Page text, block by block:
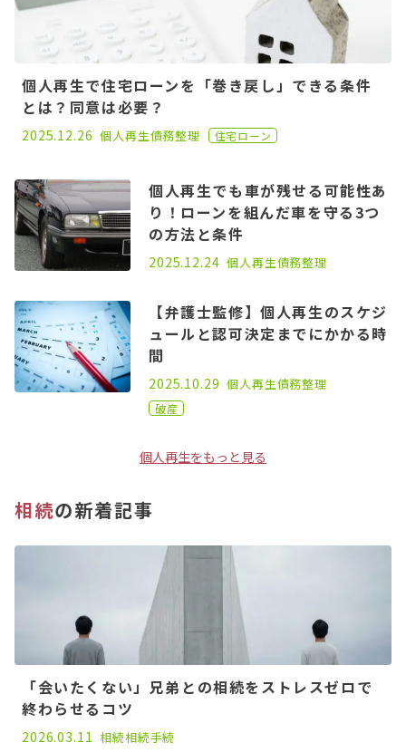
個人再生で住宅ローンを「巻き戻し」できる条件
とは？同意は必要？
2021.06.16
2025.12.26 個人再生債務整理 住宅ローン
個人再生でも車が残せる可能性あ
り！ローンを組んだ車を守る3つ
の方法と条件
2025.11.07
2025.12.24 個人再生債務整理
【弁護士監修】個人再生のスケジ
ュールと認可決定までにかかる時
間
2021.03.25
2025.10.29 個人再生債務整理
破産
個人再生をもっと見る
相続の新着記事
「会いたくない」兄弟との相続をストレスゼロで
終わらせるコツ
2026.03.11 相続相続手続